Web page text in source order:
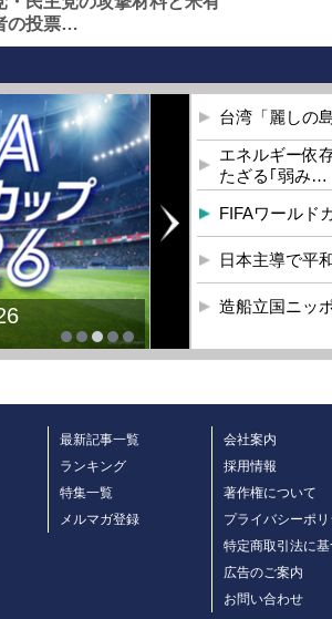
の投票…
台湾「麗しの
エネルギー依
たざる｢弱み…
FIFAワールド
日本主導で平
造船立国ニッ
最新記事一覧
ランキング
特集一覧
メルマガ登録
会社案内
採用情報
著作権について
プライバシーポ
特定商取引法に
広告のご案内
お問い合わせ